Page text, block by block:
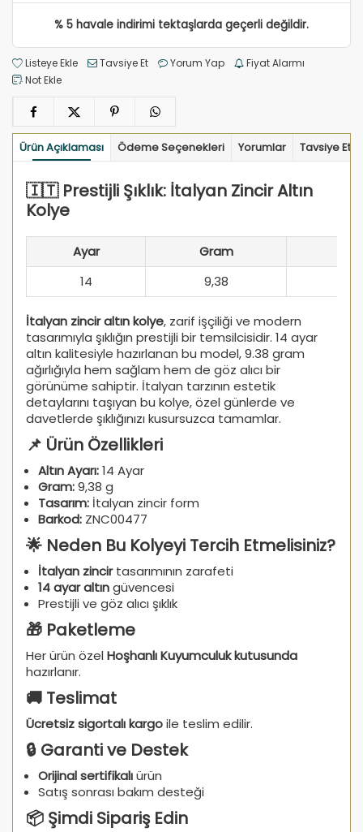
% 5 havale indirimi tektaşlarda geçerli değildir.
Listeye Ekle Tavsiye Et Yorum Yap
Fiyat Alarmı
Not Ekle
Ürün Açıklaması Ödeme Seçenekleri Yorumlar Tavsiye Et
🇮🇹 Prestijli Şıklık: İtalyan Zincir Altın
Kolye
Ayar
Gram
14
9,38
İtalyan zincir altın kolye, zarif işçiliği ve modern
tasarımıyla şıklığın prestijli bir temsilcisidir. 14 ayar
altın kalitesiyle hazırlanan bu model, 9.38 gram
ağırlığıyla hem sağlam hem de göz alıcı bir
görünüme sahiptir. İtalyan tarzının estetik
detaylarını taşıyan bu kolye, özel günlerde ve
davetlerde şıklığınızı kusursuzca tamamlar.
📌 Ürün Özellikleri
Altın Ayarı:14 Ayar
Gram:9,38 g
Tasarım: İtalyan zincir form
Barkod: ZNC00477
🌟 Neden Bu Kolyeyi Tercih Etmelisiniz?
İtalyan zincirtasarımının zarafeti
14 ayar altıngüvencesi
Prestijli ve göz alıcı şıklık
🎁 Paketleme
Her ürün özel Hoşhanlı Kuyumculuk kutusunda
hazırlanır.
🚚 Teslimat
Ücretsiz sigortalı kargoile teslim edilir.
🔒 Garanti ve Destek
Orijinal sertifikalıürün
Satış sonrası bakım desteği
📦 Şimdi Sipariş Edin